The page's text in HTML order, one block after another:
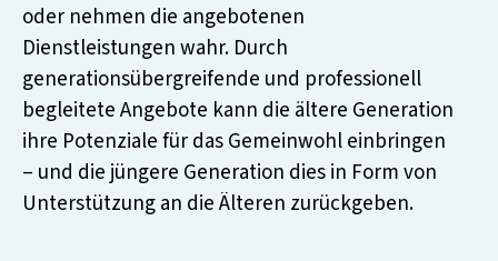
oder nehmen die angebotenen
Dienstleistungen wahr. Durch
generationsübergreifende und professionell
begleitete Angebote kann die ältere Generation
ihre Potenziale für das Gemeinwohl einbringen
– und die jüngere Generation dies in Form von
Unterstützung an die Älteren zurückgeben.